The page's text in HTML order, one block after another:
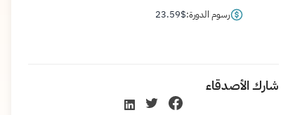
رسوم الدورة: 23.59$
شارك الأصدقاء